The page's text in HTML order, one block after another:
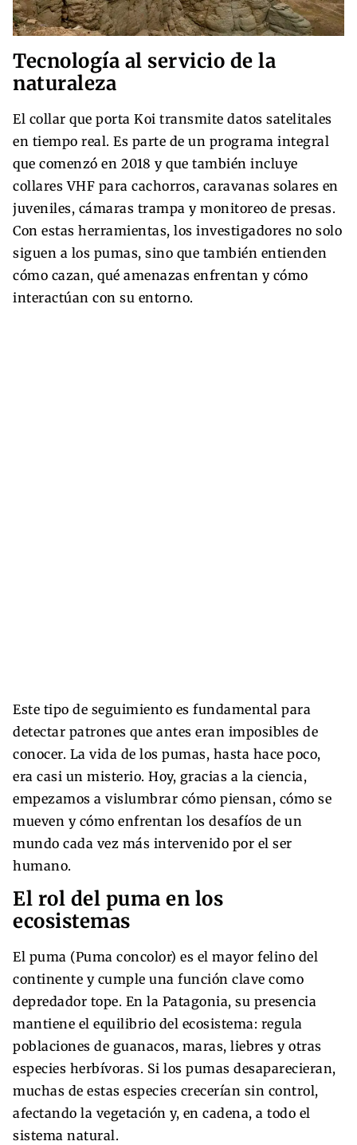
Tecnología al servicio de la
naturaleza
El collar que porta Koi transmite datos satelitales
en tiempo real. Es parte de un programa integral
que comenzó en 2018 y que también incluye
collares VHF para cachorros, caravanas solares en
juveniles, cámaras trampa y monitoreo de presas.
Con estas herramientas, los investigadores no solo
siguen a los pumas, sino que también entienden
cómo cazan, qué amenazas enfrentan y cómo
interactúan con su entorno.
Este tipo de seguimiento es fundamental para
detectar patrones que antes eran imposibles de
conocer. La vida de los pumas, hasta hace poco,
era casi un misterio. Hoy, gracias a la ciencia,
empezamos a vislumbrar cómo piensan, cómo se
mueven y cómo enfrentan los desafíos de un
mundo cada vez más intervenido por el ser
humano.
El rol del puma en los
ecosistemas
El puma (Puma concolor) es el mayor felino del
continente y cumple una función clave como
depredador tope. En la Patagonia, su presencia
mantiene el equilibrio del ecosistema: regula
poblaciones de guanacos, maras, liebres y otras
especies herbívoras. Si los pumas desaparecieran,
muchas de estas especies crecerían sin control,
afectando la vegetación y, en cadena, a todo el
sistema natural.